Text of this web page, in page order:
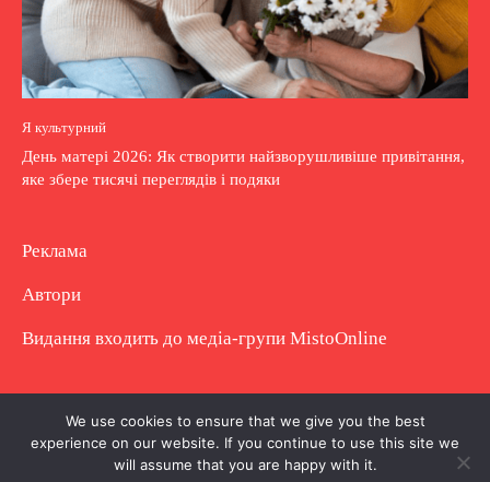
Я культурний
День матері 2026: Як створити найзворушливіше привітання,
яке збере тисячі переглядів і подяки
Реклама
Автори
Видання входить до медіа-групи MistoOnline
Copyright © Повне використання матеріалу
заборонено. Частково можна з гіперпосиланням.
We use cookies to ensure that we give you the best
experience on our website. If you continue to use this site we
will assume that you are happy with it.